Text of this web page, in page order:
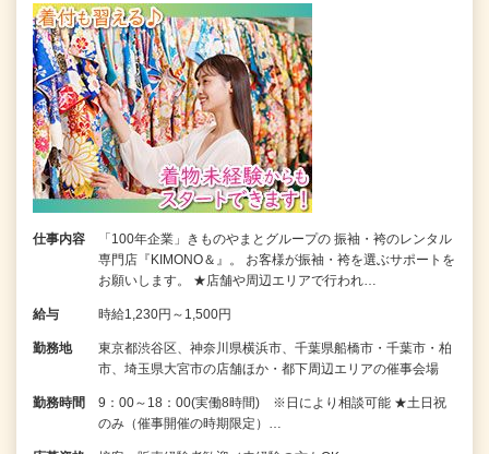
仕事内容
「100年企業」きものやまとグループの 振袖・袴のレンタル
専門店『KIMONO＆』。 お客様が振袖・袴を選ぶサポートを
お願いします。 ★店舗や周辺エリアで行われ…
給与 時給1,230円～1,500円
勤務地
東京都渋谷区、神奈川県横浜市、千葉県船橋市・千葉市・柏
市、埼玉県大宮市の店舗ほか・都下周辺エリアの催事会場
勤務時間
9：00～18：00(実働8時間) ※日により相談可能 ★土日祝
のみ（催事開催の時期限定）…